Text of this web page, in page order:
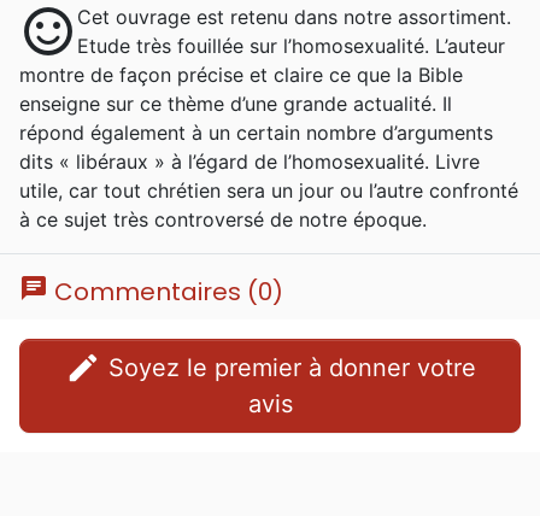
sentiment_satisfied Cet ouvrage est retenu dans notre assortiment.
Etude très fouillée sur l’homosexualité. L’auteur
montre de façon précise et claire ce que la Bible
enseigne sur ce thème d’une grande actualité. Il
répond également à un certain nombre d’arguments
dits « libéraux » à l’égard de l’homosexualité. Livre
utile, car tout chrétien sera un jour ou l’autre confronté
à ce sujet très controversé de notre époque.
chat Commentaires (0)
edit
avis